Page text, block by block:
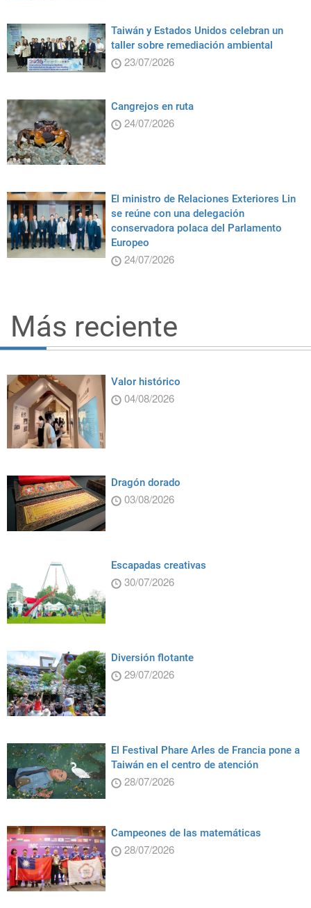
Taiwán y Estados Unidos celebran un
taller sobre remediación ambiental
23/07/2026
Cangrejos en ruta
24/07/2026
El ministro de Relaciones Exteriores Lin
se reúne con una delegación
conservadora polaca del Parlamento
Europeo
24/07/2026
Más reciente
Valor histórico
04/08/2026
Dragón dorado
03/08/2026
Escapadas creativas
30/07/2026
Diversión flotante
29/07/2026
El Festival Phare Arles de Francia pone a
Taiwán en el centro de atención
28/07/2026
Campeones de las matemáticas
28/07/2026